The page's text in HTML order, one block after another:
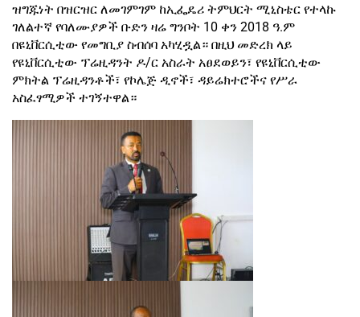
ዝግጁነት በዝርዝር ለመገምገም ከኢፌዴሪ ትምህርት ሚኒስቴር የተላኩ
ገለልተኛ የባለሙያዎች ቡድን ዛሬ ግንቦት 10 ቀን 2018 ዓ.ም
በዩኒቨርሲቲው የመግቢያ ስብሰባ አካሂዷል። በዚህ መድረክ ላይ
የዩኒቨርሲቲው ፕሬዚዳንት ዶ/ር አስራት አፀደወይን፣ የዩኒቨርሲቲው
ምክትል ፕሬዚዳንቶች፣ የኮሌጅ ዲኖች፣ ዳይሬክተሮችና የሥራ
አስፈፃሚዎች ተገኝተዋል።